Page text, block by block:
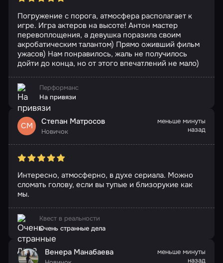
Погружение с порога, атмосфера располагает к
игре. Игра актеров на высоте! Антон мастер
перевоплощения, а девушка поразила своим
акробатическим талантом) Прямо оживший фильм
ужасов) Нам понравилось, жаль не получилось
дойти до конца, но от этого впечатлений не мало)
Перформанс
На привязи
СМ Степан Матросов
Новичок
меньше минуты
назад
Интересно, атмосферно, в духе сериала. Можно
сломать голову, если вы тупые и близорукие как
мы.
Квест в реальности
Очень странные дела
Венера Манабаева
меньше минуты
назад